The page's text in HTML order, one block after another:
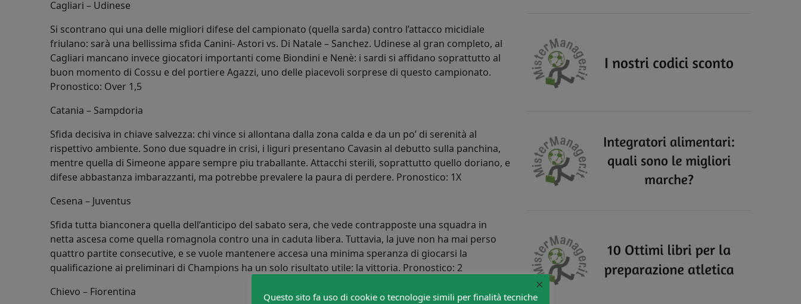
Cagliari – Udinese
Si scontrano qui una delle migliori difese del campionato (quella sarda) contro l’attacco micidiale
friulano: sarà una bellissima sfida Canini- Astori vs. Di Natale – Sanchez. Udinese al gran completo, al
Cagliari mancano invece giocatori importanti come Biondini e Nenè: i sardi si affidano soprattutto al
buon momento di Cossu e del portiere Agazzi, uno delle piacevoli sorprese di questo campionato.
Pronostico: Over 1,5
Catania – Sampdoria
Sfida decisiva in chiave salvezza: chi vince si allontana dalla zona calda e da un po’ di serenità al
rispettivo ambiente. Sono due squadre in crisi, i liguri presentano Cavasin al debutto sulla panchina,
mentre quella di Simeone appare sempre piu traballante. Attacchi sterili, soprattutto quello doriano, e
difese abbastanza imbarazzanti, ma potrebbe prevalere la paura di perdere. Pronostico: 1X
Cesena – Juventus
Sfida tutta bianconera quella dell’anticipo del sabato sera, che vede contrapposte una squadra in
netta ascesa come quella romagnola contro una in caduta libera. Tuttavia, la juve non ha mai perso
quattro partite consecutive, e se vuole mantenere accesa una minima speranza di giocarsi la
qualificazione ai preliminari di Champions ha un solo risultato utile: la vittoria. Pronostico: 2
Chievo – Fiorentina
×
Questo sito fa uso di cookie o tecnologie simili per finalità tecniche